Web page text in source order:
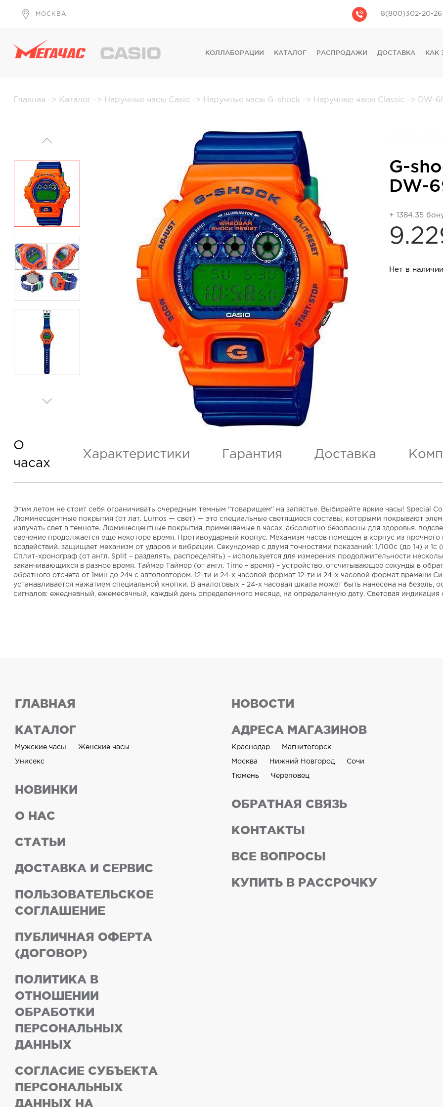
МОСКВА 8(800)302-20-26
КОЛЛАБОРАЦИИ
КАТАЛОГ
FOSSIL
DKNY
PHILIPP PLEIN
РАСПРОДАЖИ ДОСТАВКА КАК
Главная -> Каталог -> Наручные часы Casio -> Наручные часы G-shock -> Наручные часы Classic -> DW-
G-
DW-
+ 1384.35
Нет в наличии
О
часах
Характеристики Гарантия Доставка
Этим летом не стоит себя ограничивать очередным темным ''товарищем'' на запястье. Выбирайте яркие часы! Special
Люминесцентные покрытия (от лат. Lumos — свет) — это специальные светящиеся составы, которыми покрывают
излучать свет в темноте. Люминесцентные покрытия, применяемые в часах, абсолютно безопасны для здоровья.
свечение продолжается еще некоторе время. Противоударный корпус. Механизм часов помещен в корпус из
воздействий. защищает механизм от ударов и вибрации. Секундомер с двумя точностями показаний: 1/100с (до 1ч) и
Сплит-хронограф (от англ. Split – разделять, распределять) – используется для измерения продолжительности
заканчивающихся в разное время. Таймер Таймер (от англ. Time – время) – устройство, отсчитывающее секунды в
обратного отсчета от 1мин до 24ч с автоповтором. 12-ти и 24-х часовой формат 12-ти и 24-х часовой формат времени
устанавливается нажатием специальной кнопки. В аналоговых – 24-х часовая шкала может быть нанесена на
сигналов: ежедневный, ежемесячный, каждый день определенного месяца, на определенную дату. Световая индикация
ГЛАВНАЯ
КАТАЛОГ
Мужские часы Женские часы
Унисекс
НОВИНКИ
О НАС
СТАТЬИ
ДОСТАВКА И СЕРВИС
ПОЛЬЗОВАТЕЛЬСКОЕ
СОГЛАШЕНИЕ
ПУБЛИЧНАЯ ОФЕРТА
(ДОГОВОР)
ПОЛИТИКА В
ОТНОШЕНИИ
ОБРАБОТКИ
ПЕРСОНАЛЬНЫХ
ДАННЫХ
СОГЛАСИЕ СУБЪЕКТА
ПЕРСОНАЛЬНЫХ
ДАННЫХ НА
НОВОСТИ
АДРЕСА МАГАЗИНОВ
Краснодар Магнитогорск
Москва Нижний Новгород Сочи
Тюмень Череповец
ОБРАТНАЯ СВЯЗЬ
КОНТАКТЫ
ВСЕ ВОПРОСЫ
КУПИТЬ В РАССРОЧКУ